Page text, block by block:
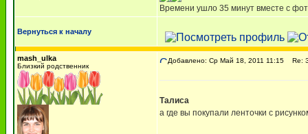
Времени ушло 35 минут вместе с
Вернуться к началу
mash_ulka
Близкий родственник
Добавлено: Ср Май 18, 2011 11:15 Re:
Талиса
а где вы покупали ленточки с